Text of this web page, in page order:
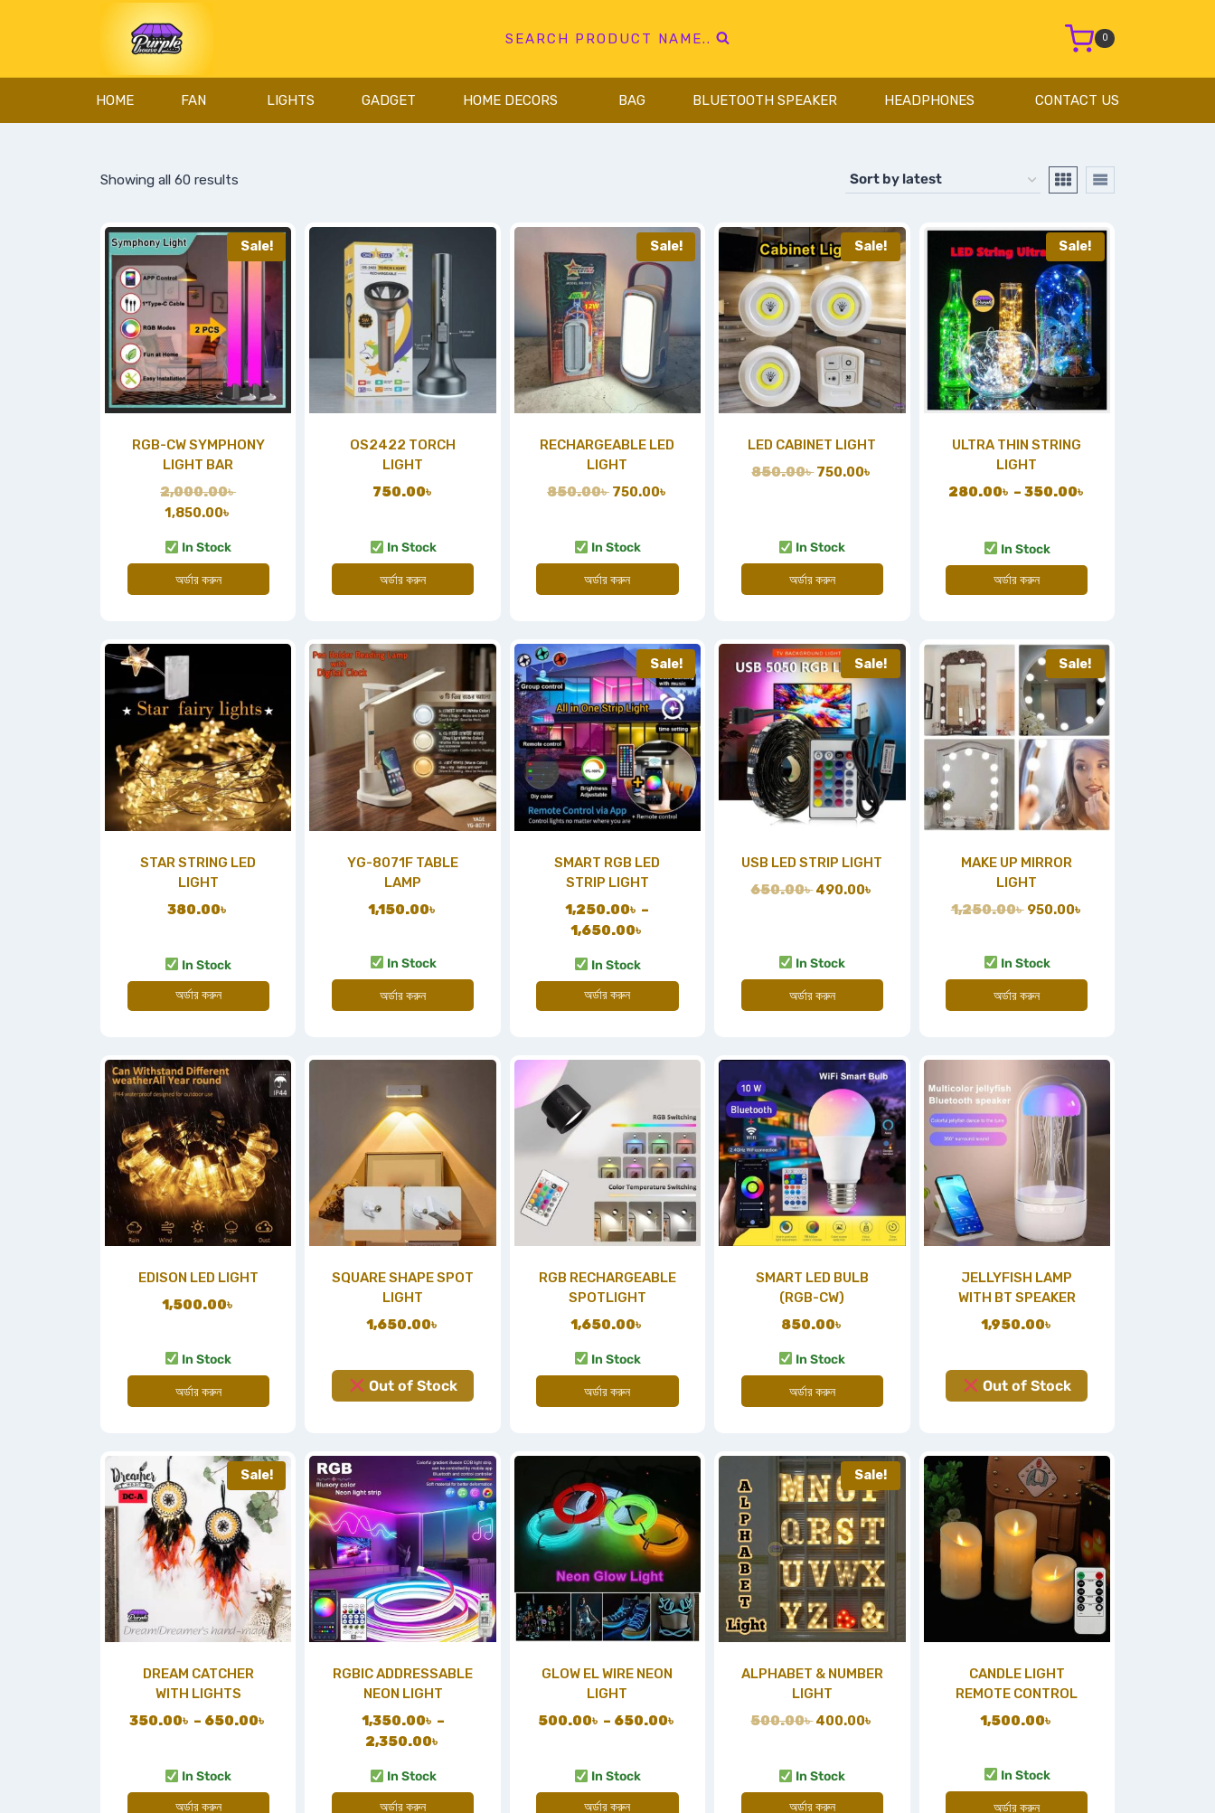
SEARCH PRODUCT NAME.. 0
HOME FAN LIGHTS GADGET HOME DECORS BAG BLUETOOTH SPEAKER HEADPHONES CONTACT US
Showing all 60 results
Sale!
RGB-CW SYMPHONY
LIGHT BAR
2,000.00৳
1,850.00৳
In Stock
অর্ডার করুন
OS2422 TORCH
LIGHT
750.00৳
In Stock
অর্ডার করুন
Sale!
RECHARGEABLE LED
LIGHT
850.00৳ 750.00৳
In Stock
অর্ডার করুন
Sale!
LED CABINET LIGHT
850.00৳ 750.00৳
In Stock
অর্ডার করুন
Sale!
ULTRA THIN STRING
LIGHT
280.00৳ – 350.00৳
In Stock
অর্ডার করুন
STAR STRING LED
LIGHT
380.00৳
In Stock
অর্ডার করুন
YG-8071F TABLE
LAMP
1,150.00৳
In Stock
অর্ডার করুন
Sale!
SMART RGB LED
STRIP LIGHT
1,250.00৳ –
1,650.00৳
In Stock
অর্ডার করুন
Sale!
USB LED STRIP LIGHT
650.00৳ 490.00৳
In Stock
অর্ডার করুন
Sale!
MAKE UP MIRROR
LIGHT
1,250.00৳ 950.00৳
In Stock
অর্ডার করুন
EDISON LED LIGHT
1,500.00৳
In Stock
অর্ডার করুন
SQUARE SHAPE SPOT
LIGHT
1,650.00৳
Out of Stock
RGB RECHARGEABLE
SPOTLIGHT
1,650.00৳
In Stock
অর্ডার করুন
SMART LED BULB
(RGB-CW)
850.00৳
In Stock
অর্ডার করুন
JELLYFISH LAMP
WITH BT SPEAKER
1,950.00৳
Out of Stock
Sale!
DREAM CATCHER
WITH LIGHTS
350.00৳ – 650.00৳
In Stock
অর্ডার করুন
RGBIC ADDRESSABLE
NEON LIGHT
1,350.00৳ –
2,350.00৳
In Stock
অর্ডার করুন
GLOW EL WIRE NEON
LIGHT
500.00৳ – 650.00৳
In Stock
অর্ডার করুন
Sale!
ALPHABET & NUMBER
LIGHT
500.00৳ 400.00৳
In Stock
অর্ডার করুন
CANDLE LIGHT
REMOTE CONTROL
1,500.00৳
In Stock
অর্ডার করুন